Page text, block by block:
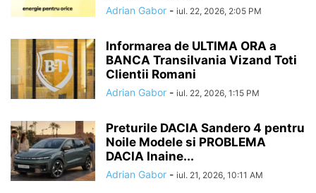
Adrian Gabor - iul. 22, 2026, 2:05 PM
Informarea de ULTIMA ORA a
BANCA Transilvania Vizand Toti
Clientii Romani
Adrian Gabor - iul. 22, 2026, 1:15 PM
Preturile DACIA Sandero 4 pentru
Noile Modele si PROBLEMA
DACIA Inaine...
Adrian Gabor - iul. 21, 2026, 10:11 AM